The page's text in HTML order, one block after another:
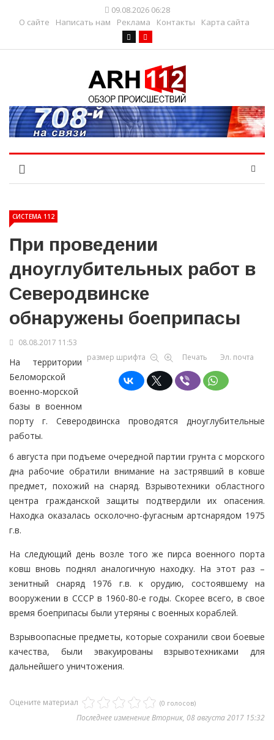
09.08.2026 06:28
О сайте
Написать нам Реклама Контакты Карта сайта
СИСТЕМА 112
При проведении
дноуглубительных работ в
Северодвинске
обнаружены боеприпасы
08.08.2017 11:53
размер шрифта
Печать Эл. почта
На территории
Беломорской
военно-морской
базы в военном
порту г. Северодвинска проводятся дноуглубительные
работы.
6 августа при подъеме очередной партии грунта с морского
дна рабочие обратили внимание на застрявший в ковше
предмет, похожий на снаряд. Взрывотехники областного
центра гражданской защиты подтвердили их опасения.
Находка оказалась осколочно-фугасным артснарядом 1975
г.в.
На следующий день возле того же пирса военного порта
ковш вновь поднял аналогичную находку. На этот раз –
зенитный снаряд 1976 г.в. к орудию, состоявшему на
вооружении в СССР в 1960-80-е годы. Скорее всего, в свое
время боеприпасы были утеряны с военных кораблей.
Взрывоопасные предметы, которые сохранили свои боевые
качества, были эвакуированы взрывотехниками для
дальнейшего уничтожения.
Оцените материал (0 голосов)
Последнее изменение Вторник, 08 августа 2017 15:32